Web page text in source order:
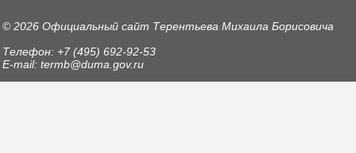
© 2026 Официальный сайт Терентьева Михаила Борисовича
Телефон: +7 (495) 692-92-53
E-mail: termb@duma.gov.ru